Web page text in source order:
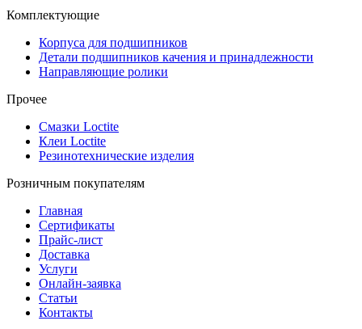
Комплектующие
Корпуса для подшипников
Детали подшипников качения и принадлежности
Направляющие ролики
Прочее
Смазки Loctite
Клеи Loctite
Резинотехнические изделия
Розничным покупателям
Главная
Сертификаты
Прайс-лист
Доставка
Услуги
Онлайн-заявка
Статьи
Контакты